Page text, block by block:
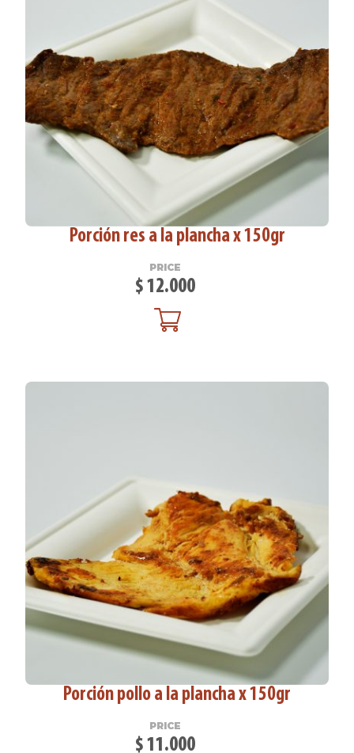
Porción res a la plancha x 150gr
PRICE
$ 12.000
Porción pollo a la plancha x 150gr
PRICE
$ 11.000